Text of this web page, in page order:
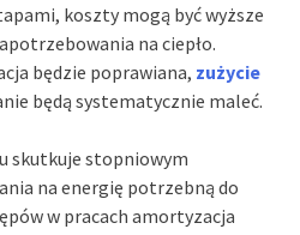
koszty mogą być wyższe
na ciepło.
będzie poprawiana, zużycie
będą systematycznie maleć.
skutkuje stopniowym
na energię potrzebną do
w pracach amortyzacja